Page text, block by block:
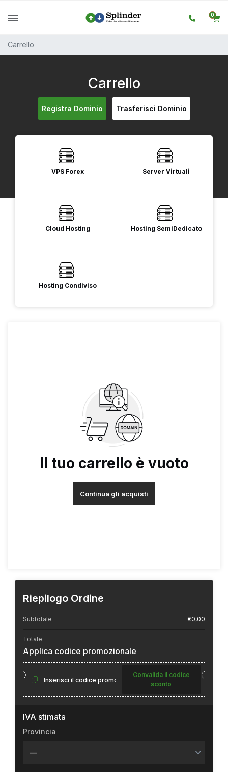
0
Carrello
Carrello
Registra Dominio Trasferisci Dominio
VPS Forex Server Virtuali
Cloud Hosting Hosting SemiDedicato
Hosting Condiviso
Il tuo carrello è vuoto
Continua gli acquisti
Riepilogo Ordine
Subtotale €0,00
Totale
Applica codice promozionale
Convalida il codice
sconto
IVA stimata
Provincia